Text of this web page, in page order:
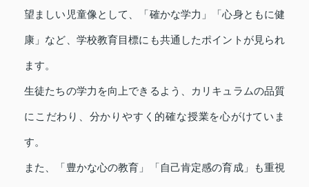
望ましい児童像として、「確かな学力」「心身ともに健
康」など、学校教育目標にも共通したポイントが見られ
ます。
生徒たちの学力を向上できるよう、カリキュラムの品質
にこだわり、分かりやすく的確な授業を心がけていま
す。
また、「豊かな心の教育」「自己肯定感の育成」も重視